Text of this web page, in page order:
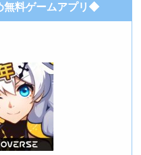
料ゲームアプリ◆